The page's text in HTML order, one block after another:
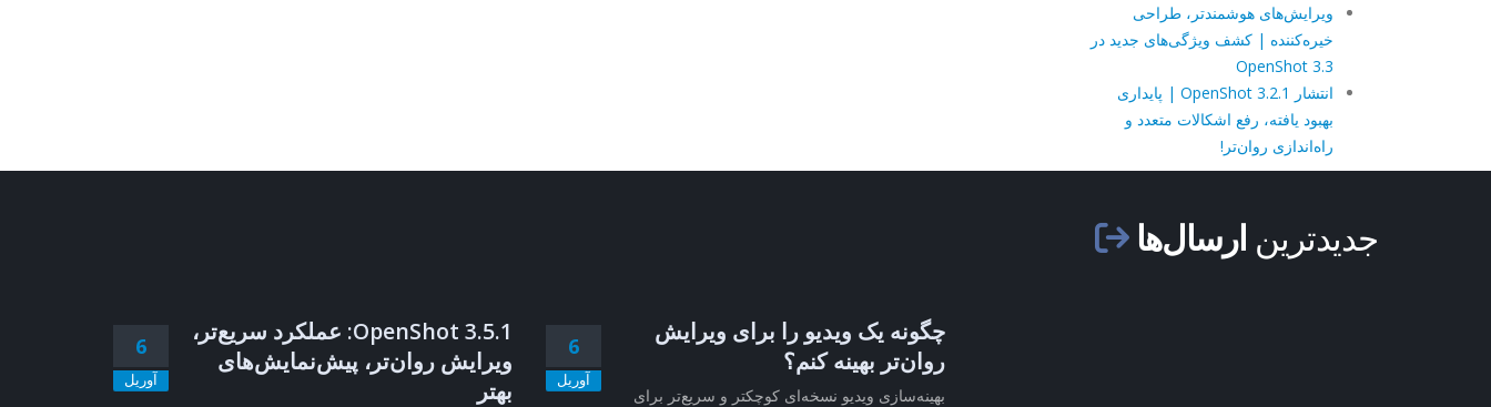
ویرایش‌های هوشمندتر، طراحی
خیره‌کننده | کشف ویژگی‌های جدید در
OpenShot 3.3
انتشار OpenShot 3.2.1 | پایداری
بهبود یافته، رفع اشکالات متعدد و
راه‌اندازی روان‌تر!
جدیدترین ارسال‌ها
6
آوریل
OpenShot 3.5.1: عملکرد سریع‌تر،
ویرایش روان‌تر، پیش‌نمایش‌های
بهتر
6
آوریل
چگونه یک ویدیو را برای ویرایش
روان‌تر بهینه کنم؟
بهینه‌سازی ویدیو نسخه‌ای کوچکتر و سریع‌تر برای